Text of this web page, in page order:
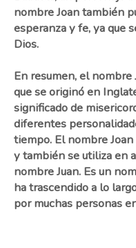
nombre Joan también
esperanza y fe, ya que
Dios.
En resumen, el nombre
que se originó en
significado de
diferentes
tiempo. El nombre
y también se utiliza en
nombre Juan. Es un
ha trascendido a lo
por muchas personas